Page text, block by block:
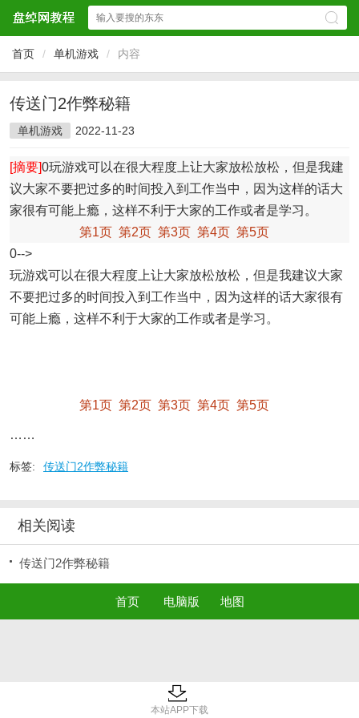
首页 / 单机游戏 / 内容
传送门2作弊秘籍
单机游戏 2022-11-23
[摘要]0玩游戏可以在很大程度上让大家放松放松，但是我建
议大家不要把过多的时间投入到工作当中，因为这样的话大
家很有可能上瘾，这样不利于大家的工作或者是学习。
第1页 第2页 第3页 第4页 第5页
0-->
玩游戏可以在很大程度上让大家放松放松，但是我建议大家
不要把过多的时间投入到工作当中，因为这样的话大家很有
可能上瘾，这样不利于大家的工作或者是学习。
第1页 第2页 第3页 第4页 第5页
……
标签: 传送门2作弊秘籍
相关阅读
传送门2作弊秘籍
首页 电脑版 地图
本站APP下载